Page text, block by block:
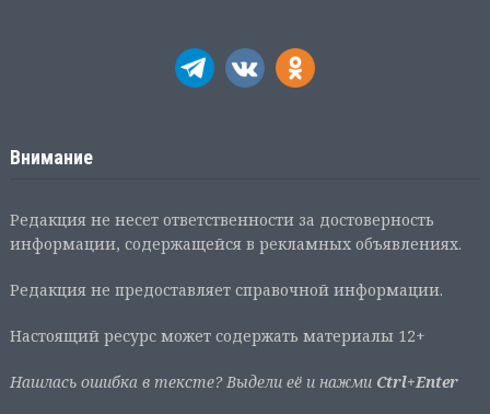
Внимание
Редакция не несет ответственности за достоверность
информации, содержащейся в рекламных объявлениях.
Редакция не предоставляет справочной информации.
Настоящий ресурс может содержать материалы 12+
Нашлась ошибка в тексте? Выдели её и нажми Ctrl+Enter